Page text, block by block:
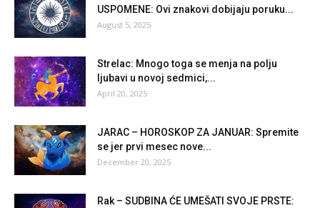
USPOMENE: Ovi znakovi dobijaju poruku...
August 5, 2025
Strelac: Mnogo toga se menja na polju
ljubavi u novoj sedmici,...
April 20, 2025
JARAC – HOROSKOP ZA JANUAR: Spremite
se jer prvi mesec nove...
December 20, 2025
Rak – SUDBINA ĆE UMEŠATI SVOJE PRSTE: